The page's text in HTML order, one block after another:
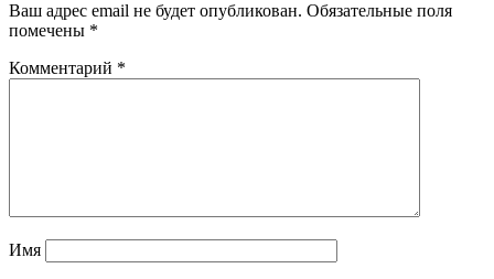
Ваш адрес email не будет опубликован. Обязательные поля
помечены *
Комментарий *
Имя